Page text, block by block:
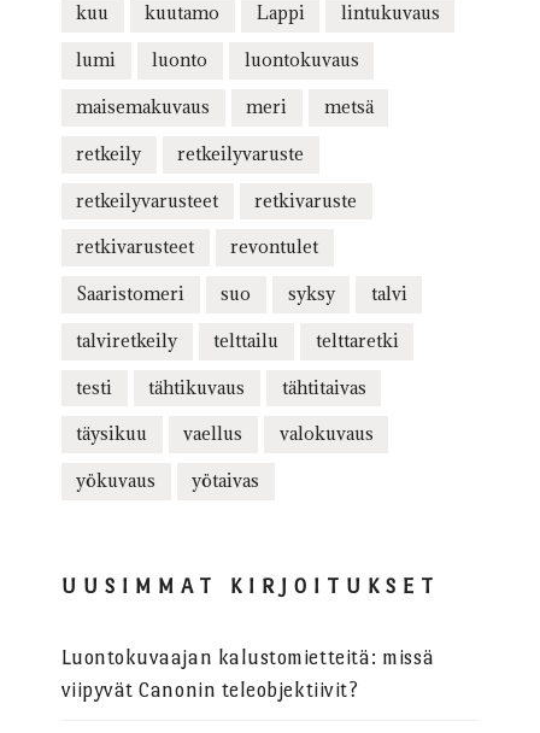
kuu kuutamo Lappi lintukuvaus
lumi luonto luontokuvaus
maisemakuvaus meri metsä
retkeily retkeilyvaruste
retkeilyvarusteet retkivaruste
retkivarusteet revontulet
Saaristomeri suo syksy talvi
talviretkeily telttailu telttaretki
testi tähtikuvaus tähtitaivas
täysikuu vaellus valokuvaus
yökuvaus yötaivas
UUSIMMAT KIRJOITUKSET
Luontokuvaajan kalustomietteitä: missä
viipyvät Canonin teleobjektiivit?